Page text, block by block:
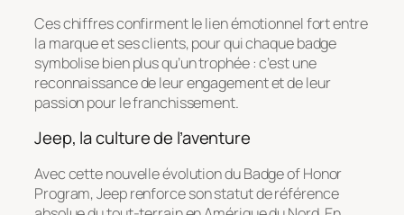
Ces chiffres confirment le lien émotionnel fort entre
la marque et ses clients, pour qui chaque badge
symbolise bien plus qu’un trophée : c’est une
reconnaissance de leur engagement et de leur
passion pour le franchissement.
Jeep, la culture de l’aventure
Avec cette nouvelle évolution duBadge of Honor
Program, Jeep renforce son statut de référence